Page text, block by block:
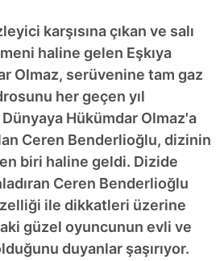
karşısına çıkan ve salı
haline gelen Eşkıya
Olmaz, serüvenine tam gaz
her geçen yıl
Hükümdar Olmaz'a
Ceren Benderlioğlu, dizinin
biri haline geldi. Dizide
Ceren Benderlioğlu
ile dikkatleri üzerine
güzel oyuncunun evli ve
duyanlar şaşırıyor.